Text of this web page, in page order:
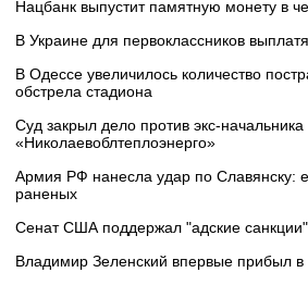
Нацбанк выпустит памятную монету в
В Украине для первоклассников
В Одессе увеличилось количество
обстрела стадиона
Суд закрыл дело против экс-начальника
«Николаевоблтеплоэнерго»
Армия РФ нанесла удар по Славянску:
раненых
Сенат США поддержал "адские санкции"
Владимир Зеленский впервые прибыл